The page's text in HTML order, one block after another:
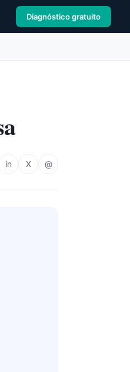
Diagnóstico gratuito
in X @